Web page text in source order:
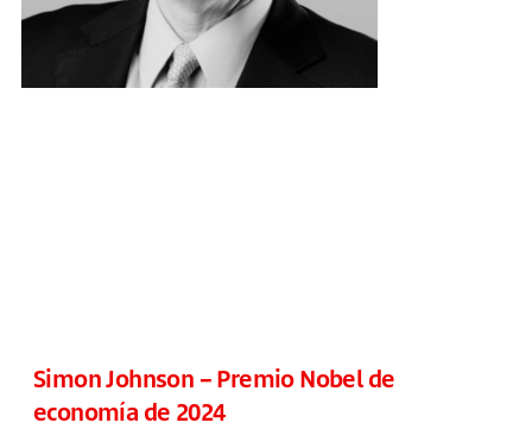
Simon Johnson – Premio Nobel de
economía de 2024